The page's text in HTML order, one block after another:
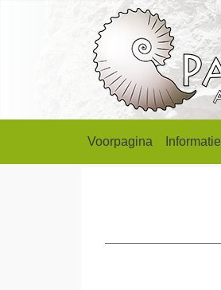
Voorpagina Informatie